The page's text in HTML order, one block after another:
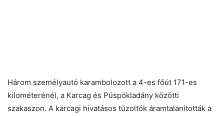
Három személyautó karambolozott a 4-es főút 171-es
kilométerénél, a Karcag és Püspökladány közötti
szakaszon. A karcagi hivatásos tűzoltók áramtalanították a